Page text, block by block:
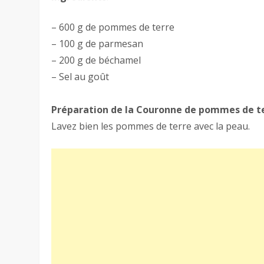
– 600 g de pommes de terre
– 100 g de parmesan
– 200 g de béchamel
– Sel au goût
Préparation de la Couronne de pommes de
Lavez bien les pommes de terre avec la peau.